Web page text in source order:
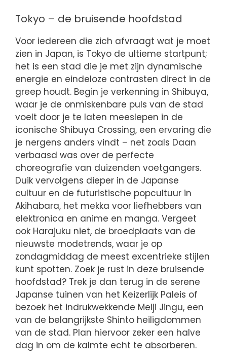
Tokyo – de bruisende hoofdstad
Voor iedereen die zich afvraagt wat je moet
zien in Japan, is Tokyo de ultieme startpunt;
het is een stad die je met zijn dynamische
energie en eindeloze contrasten direct in de
greep houdt. Begin je verkenning in Shibuya,
waar je de onmiskenbare puls van de stad
voelt door je te laten meeslepen in de
iconische Shibuya Crossing, een ervaring die
je nergens anders vindt – net zoals Daan
verbaasd was over de perfecte
choreografie van duizenden voetgangers.
Duik vervolgens dieper in de Japanse
cultuur en de futuristische popcultuur in
Akihabara, het mekka voor liefhebbers van
elektronica en anime en manga. Vergeet
ook Harajuku niet, de broedplaats van de
nieuwste modetrends, waar je op
zondagmiddag de meest excentrieke stijlen
kunt spotten. Zoek je rust in deze bruisende
hoofdstad? Trek je dan terug in de serene
Japanse tuinen van het Keizerlijk Paleis of
bezoek het indrukwekkende Meiji Jingu, een
van de belangrijkste Shinto heiligdommen
van de stad. Plan hiervoor zeker een halve
dag in om de kalmte echt te absorberen.